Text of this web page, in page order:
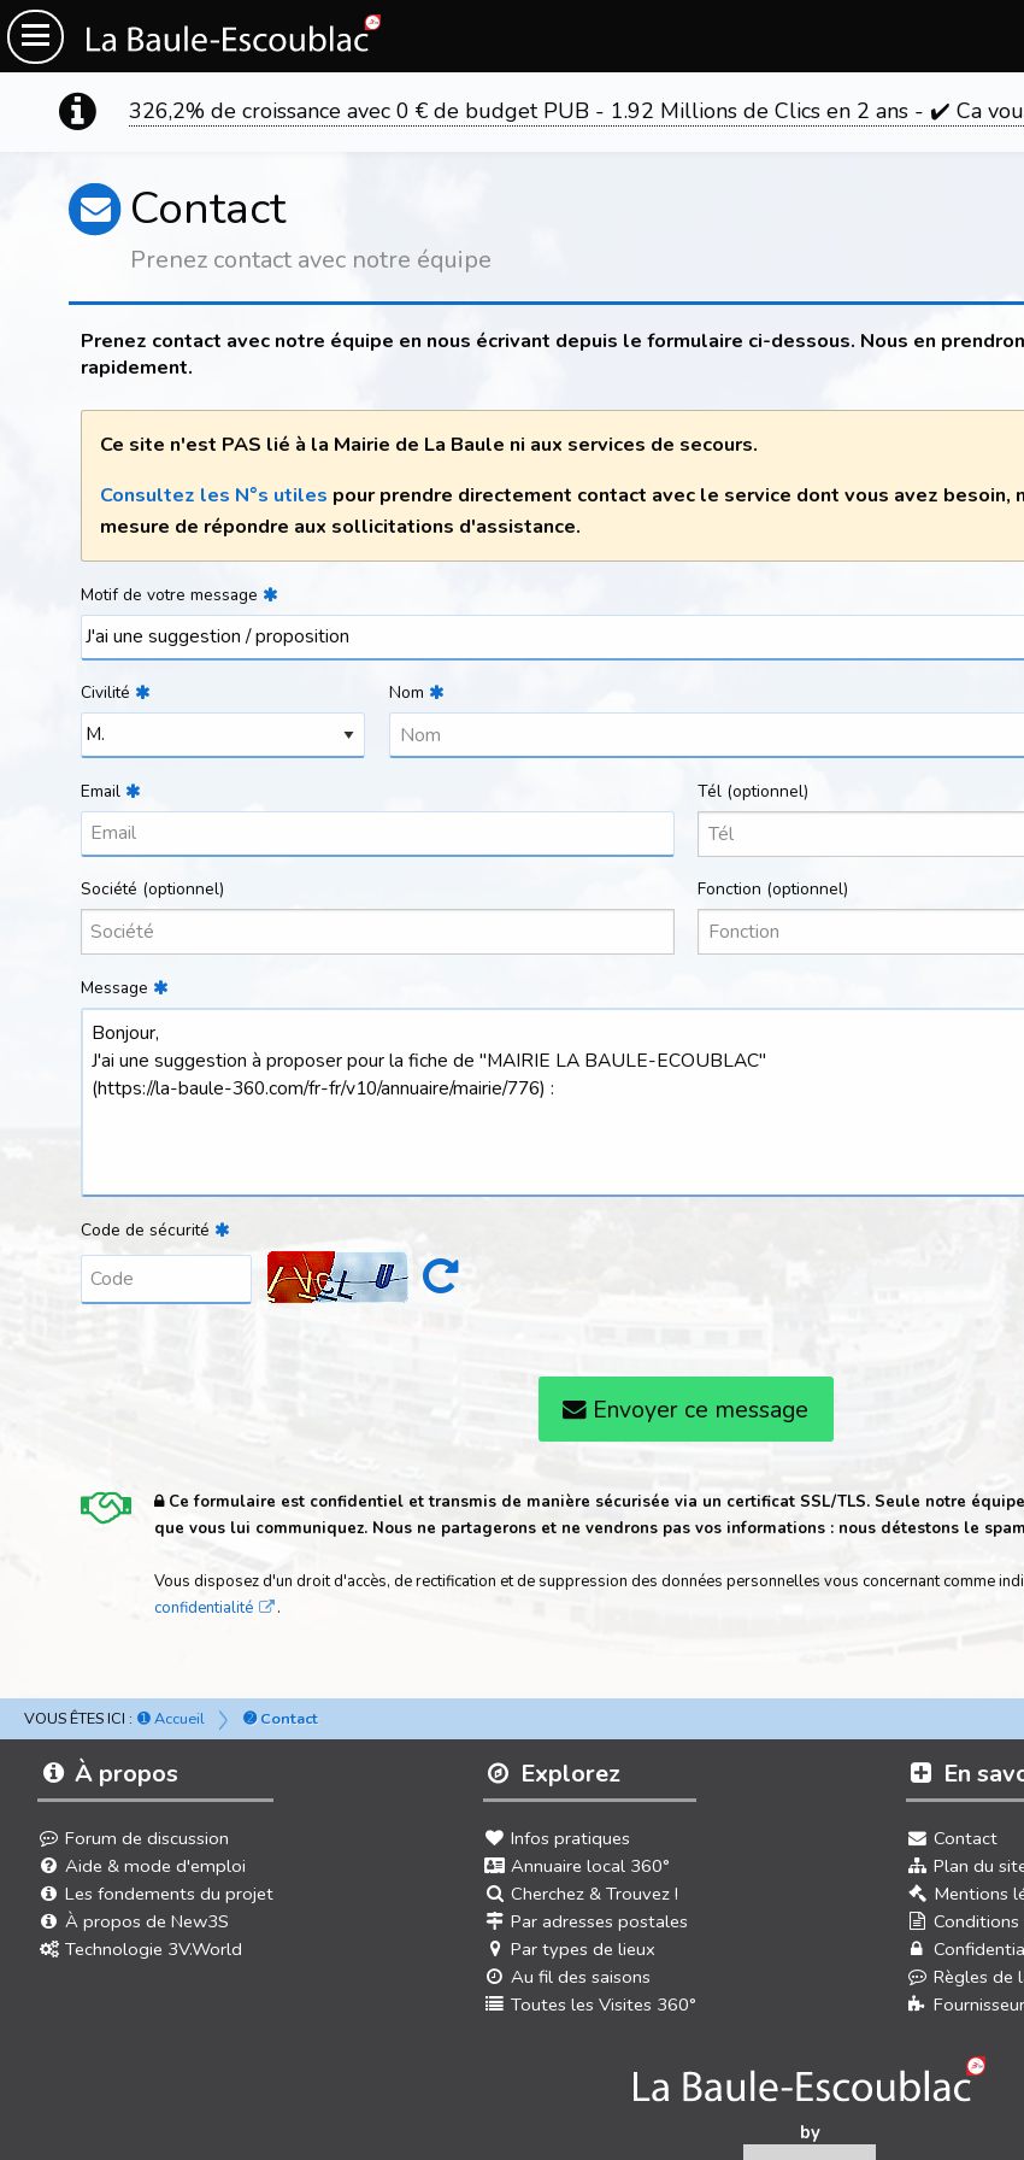
326,2% de croissance avec 0 € de budget PUB - 1.92 Millions de Clics en 2 ans - ✔️ Ca
Contact
Prenez contact avec notre équipe
Prenez contact avec notre équipe en nous écrivant depuis le formulaire ci-dessous. Nous en
rapidement.
Ce site n'est PAS lié à la Mairie de La Baule ni aux services de secours.
Consultez les N°s utiles pour prendre directement contact avec le service dont vous avez besoin,
mesure de répondre aux sollicitations d'assistance.
Motif de votre message
Civilité Nom
Email Tél (optionnel)
Société (optionnel) Fonction (optionnel)
Message
Code de sécurité
Envoyer ce message
Ce formulaire est confidentiel et transmis de manière sécurisée via un certificat SSL/TLS. Seule notre
que vous lui communiquez. Nous ne partagerons et ne vendrons pas vos informations : nous détestons le
Vous disposez d'un droit d'accès, de rectification et de suppression des données personnelles vous concernant comme
confidentialité
.
VOUS ÊTES ICI : ➊ Accueil ➋ Contact
En
Contact
Plan du
Mentions
Règles de
Explorez
Infos pratiques
Annuaire local 360°
Cherchez & Trouvez !
Par adresses postales
Par types de lieux
Au fil des saisons
Toutes les Visites 360°
À propos
Forum de discussion
Aide & mode d'emploi
Les fondements du projet
À propos de New3S
Technologie 3V.World
by